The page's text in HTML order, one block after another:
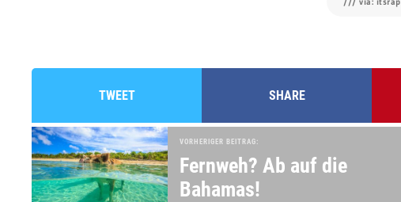
TWEET SHARE
VORHERIGER BEITRAG:
Fernweh? Ab auf die
Bahamas!